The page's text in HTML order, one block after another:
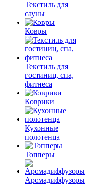
Текстиль для
сауны
Ковры
Текстиль для
гостиниц, спа,
фитнеса
Коврики
Кухонные
полотенца
Топперы
Аромадиффузоры